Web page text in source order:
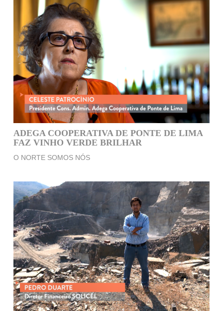
ADEGA COOPERATIVA DE PONTE DE LIMA
FAZ VINHO VERDE BRILHAR
O NORTE SOMOS NÓS